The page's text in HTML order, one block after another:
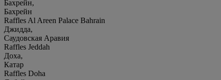
Бахрейн,
Бахрейн
Raffles Al Areen Palace Bahrain
Джидда,
Саудовская Аравия
Raffles Jeddah
Доха,
Катар
Raffles Doha